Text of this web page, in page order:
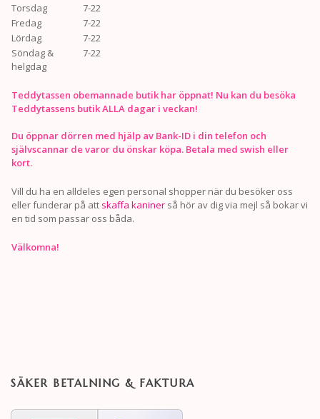
Torsdag
7-22
Fredag
7-22
Lördag
7-22
Söndag &
helgdag
7-22
Teddytassen obemannade butik har öppnat! Nu kan du besöka
Teddytassens butik ALLA dagar i veckan!
Du öppnar dörren med hjälp av Bank-ID i din telefon och
självscannar de varor du önskar köpa. Betala med swish eller
kort.
Vill du ha en alldeles egen personal shopper när du besöker oss
eller funderar på att skaffa kaniner så hör av dig via mejl så bokar vi
en tid som passar oss båda.
Välkomna!
SÄKER BETALNING & FAKTURA